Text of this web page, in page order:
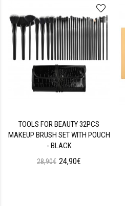
TOOLS FOR BEAUTY 32PCS
MAKEUP BRUSH SET WITH POUCH
- BLACK
28,90€ 24,90€